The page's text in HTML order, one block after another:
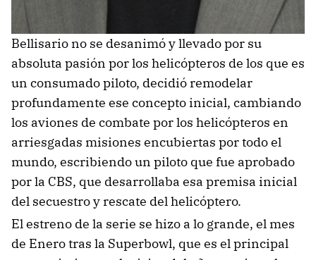
Bellisario no se desanimó y llevado por su
absoluta pasión por los helicópteros de los que es
un consumado piloto, decidió remodelar
profundamente ese concepto inicial, cambiando
los aviones de combate por los helicópteros en
arriesgadas misiones encubiertas por todo el
mundo, escribiendo un piloto que fue aprobado
por la CBS, que desarrollaba esa premisa inicial
del secuestro y rescate del helicóptero.
El estreno de la serie se hizo a lo grande, el mes
de Enero tras la Superbowl, que es el principal